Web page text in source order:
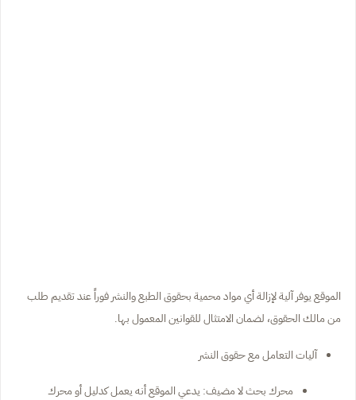
الموقع يوفر آلية لإزالة أي مواد محمية بحقوق الطبع والنشر فوراً عند تقديم طلب
من مالك الحقوق، لضمان الامتثال للقوانين المعمول بها.
آليات التعامل مع حقوق النشر
محرك بحث لا مضيف: يدعي الموقع أنه يعمل كدليل أو محرك